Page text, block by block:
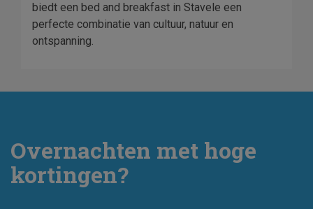
biedt een bed and breakfast in Stavele een
perfecte combinatie van cultuur, natuur en
ontspanning.
Overnachten met hoge
kortingen?